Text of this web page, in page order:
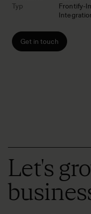
Typ
Frontify-
Get in touch
Let's